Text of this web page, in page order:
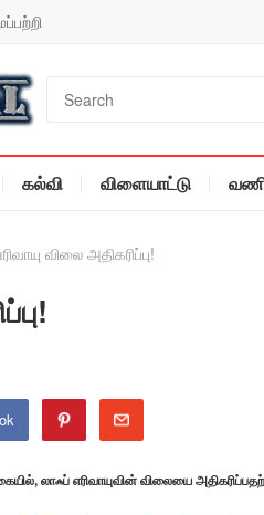
கல்வி விளையாட்டு
விலை அதிகரிப்பு!
லாஃப் எரிவாயுவின் விலையை